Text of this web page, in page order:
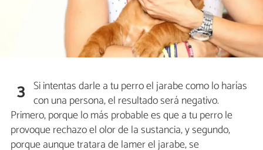
3 Si intentas darle a tu perro el jarabe como lo harías
con una persona, el resultado será negativo.
Primero, porque lo más probable es que a tu perro le
provoque rechazo el olor de la sustancia, y segundo,
porque aunque tratara de lamer el jarabe, se